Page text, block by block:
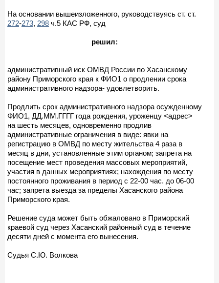
На основании вышеизложенного, руководствуясь ст. ст.
272-273, 298 ч.5 КАС РФ, суд
решил:
административный иск ОМВД России по Хасанскому
району Приморского края к ФИО1 о продлении срока
административного надзора- удовлетворить.
Продлить срок административного надзора осужденному
ФИО1, ДД.ММ.ГГГГ года рождения, уроженцу <адрес>
на шесть месяцев, одновременно продлив
административные ограничения в виде: явки на
регистрацию в ОМВД по месту жительства 4 раза в
месяц в дни, установленные этим органом; запрета на
посещение мест проведения массовых мероприятий,
участия в данных мероприятиях; нахождения по месту
постоянного проживания в период с 22-00 час. до 06-00
час; запрета выезда за пределы Хасанского района
Приморского края.
Решение суда может быть обжаловано в Приморский
краевой суд через Хасанский районный суд в течение
десяти дней с момента его вынесения.
Судья С.Ю. Волкова